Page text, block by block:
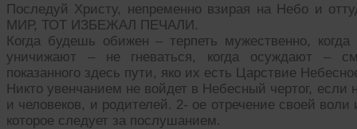
Последуй Христу, непременно взирая на Небо и
МИР, ТОТ ИЗБЕЖАЛ ПЕЧАЛИ.
Когда будешь обижен – терпеть мужественно,
уничижают – не гневаться, когда осуждают –
показанного здесь пути, яко их есть Царствие
Никто увенчанием не войдет в Небесный чертог,
и человеков, и родителей. 2- ое отречение своей
которое следует за послушанием.